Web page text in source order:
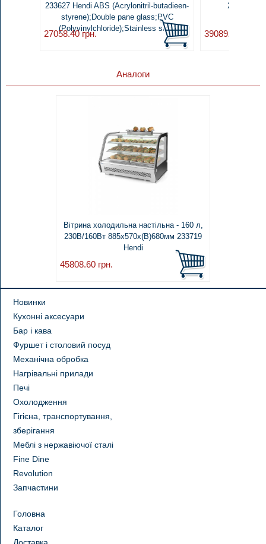
233627 Hendi ABS (Acrylonitril-butadieen-
styrene);Double pane glass;PVC
(Polyvinylchloride);Stainless steel
27058.40грн.
233757
39089.40
Аналоги
Вітрина холодильна настільна - 160 л,
230В/160Вт 885х570х(В)680мм 233719
Hendi
45808.60 грн.
Новинки
Кухонні аксесуари
Бар і кава
Фуршет і столовий посуд
Механічна обробка
Нагрівальні прилади
Печі
Охолодження
Гігієна, транспортування,
зберігання
Меблі з нержавіючої сталі
Fine Dine
Revolution
Запчастини
Головна
Каталог